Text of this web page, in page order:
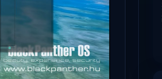
Microsoft odaadta a kulcsokat a
hatóságoknak, hogy visszafejthessék
az adatokat.